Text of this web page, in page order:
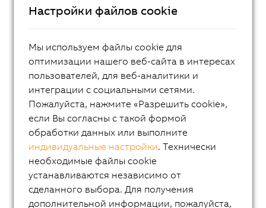
ACOPOS X
ACOPOS
ACOPOS P3
ACOPOSmulti
ACOPOSremote
ACOPOSmotor
Variable frequency drives (VFD)
8LS-4 synchronous motors
8MS-4 synchronous motors
Настройки файлов cookie
Мы используем файлы cookie для
оптимизации нашего веб-сайта в интересах
пользователей, для веб-аналитики и
интеграции с социальными сетями.
Пожалуйста, нажмите «Разрешить cookie»,
если Вы согласны с такой формой
обработки данных или выполните
индивидуальные настройки. Технически
необходимые файлы cookie
устанавливаются независимо от
сделанного выбора. Для получения
дополнительной информации, пожалуйста,